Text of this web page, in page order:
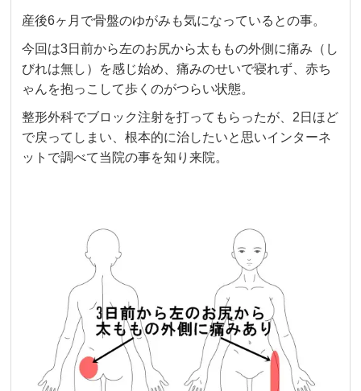
産後6ヶ月で骨盤のゆがみも気になっているとの事。
今回は3日前から左のお尻から太ももの外側に痛み（し
びれは無し）を感じ始め、痛みのせいで寝れず、赤ち
ゃんを抱っこして歩くのがつらい状態。
整形外科でブロック注射を打ってもらったが、2日ほど
で戻ってしまい、根本的に治したいと思いインターネ
ットで調べて当院の事を知り来院。